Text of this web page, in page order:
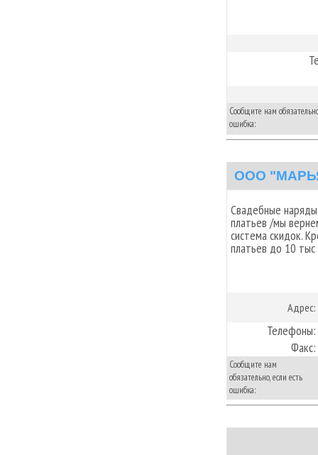
Сообщите нам
ошибка:
ООО
Свадебные
платьев /мы
система скидок.
платьев до 10 тыс
Адрес:
Телефоны:
Факс:
Сообщите нам
обязательно, если есть
ошибка: